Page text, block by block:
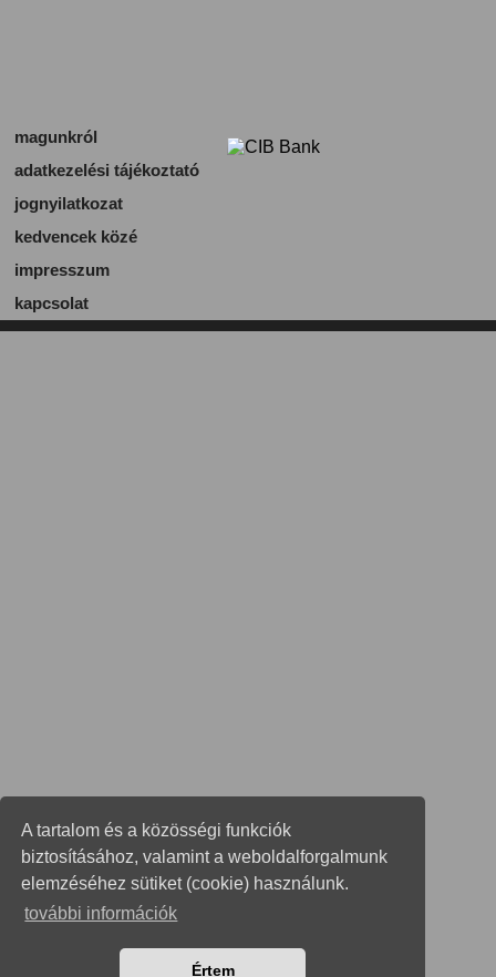
A tartalom és a közösségi funkciók
biztosításához, valamint a weboldalforgalmunk
elemzéséhez sütiket (cookie) használunk.
további információk
Értem
magunkról
adatkezelési tájékoztató
jognyilatkozat
kedvencek közé
impresszum
kapcsolat